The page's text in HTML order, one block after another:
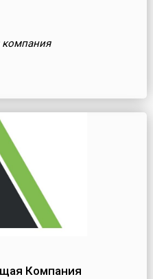
компания
Компания